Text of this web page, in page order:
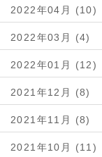
2022年04月 (10)
2022年03月 (4)
2022年01月 (12)
2021年12月 (8)
2021年11月 (8)
2021年10月 (11)